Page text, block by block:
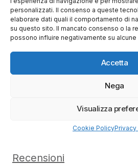
personalizzati. Il consenso a queste
elaborare dati quali il comportamento di
su questo sito. Il mancato consenso o la
possono influire negativamente su
Accetta
Nega
Visualizza
Cookie Policy
Recensioni